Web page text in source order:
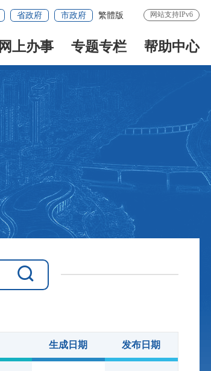
省政府 市政府 繁體版 网站支持IPv6
网上办事 专题专栏 帮助中心
生成日期 发布日期